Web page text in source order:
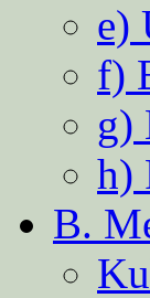
e)
f)
g)
h)
B.